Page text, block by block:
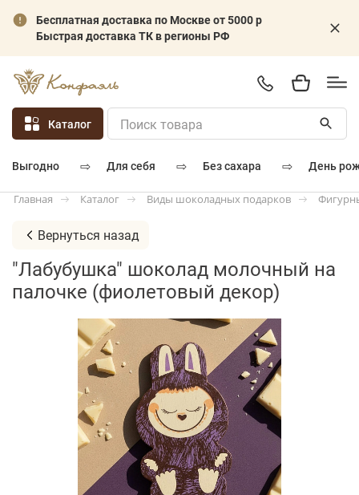
Бесплатная доставка по Москве от 5000 р
Быстрая доставка ТК в регионы РФ
Каталог
выгодно ⇨ для себя ⇨ без сахара ⇨ день
Главная Каталог Виды шоколадных подарков
Вернуться назад
"Лабубушка" шоколад молочный на
палочке (фиолетовый декор)